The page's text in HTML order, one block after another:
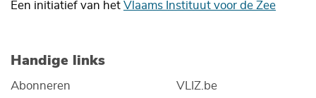
Een initiatief van het Vlaams Instituut voor de Zee
Handige links
Abonneren VLIZ.be